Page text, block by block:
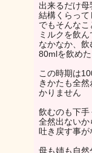
出来るだけ
結構くらって
でもそんな
ミルクを飲
なかなか、
80mlを飲めた
この時期は
きかたも全
かりません
飲むのも下
全然出ないか
吐き戻す事が
母も姉も自然